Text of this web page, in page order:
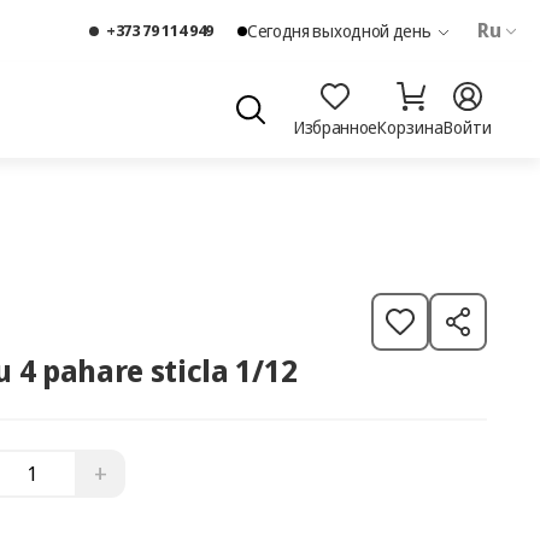
+373 79 114 949 Сегодня выходной день Ru
ИзбранноеКорзинаВойти
4 pahare sticla 1/12
+